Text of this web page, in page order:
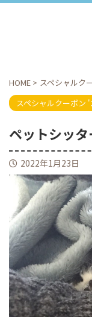
HOME > スペシャルク
スペシャルクーポン
ペットシッ
2022年1月23日